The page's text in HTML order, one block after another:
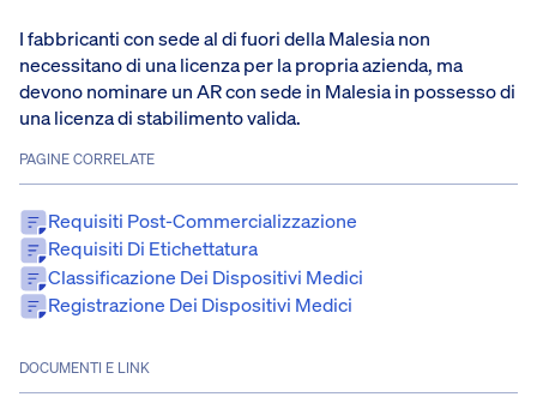
I fabbricanti con sede al di fuori della Malesia non
necessitano di una licenza per la propria azienda, ma
devono nominare un AR con sede in Malesia in possesso di
una licenza di stabilimento valida.
PAGINE CORRELATE
Requisiti Post-Commercializzazione
Requisiti Di Etichettatura
Classificazione Dei Dispositivi Medici
Registrazione Dei Dispositivi Medici
DOCUMENTI E LINK